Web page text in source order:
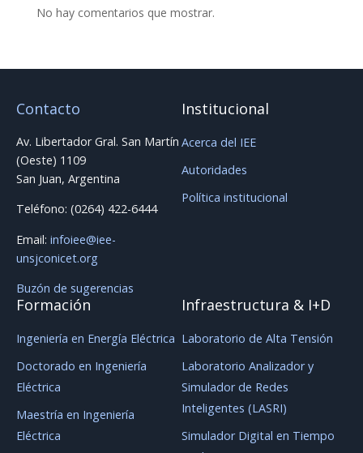
No hay comentarios que mostrar.
Contacto
Av. Libertador Gral. San Martín
(Oeste) 1109
San Juan, Argentina
Teléfono: (0264) 422-6444
Email: infoiee@iee-
unsjconicet.org
Buzón de sugerencias
Institucional
Acerca del IEE
Autoridades
Política institucional
Formación
Ingeniería en Energía Eléctrica
Doctorado en Ingeniería
Eléctrica
Maestría en Ingeniería
Eléctrica
Infraestructura & I+D
Laboratorio de Alta Tensión
Laboratorio Analizador y
Simulador de Redes
Inteligentes (LASRI)
Simulador Digital en Tiempo